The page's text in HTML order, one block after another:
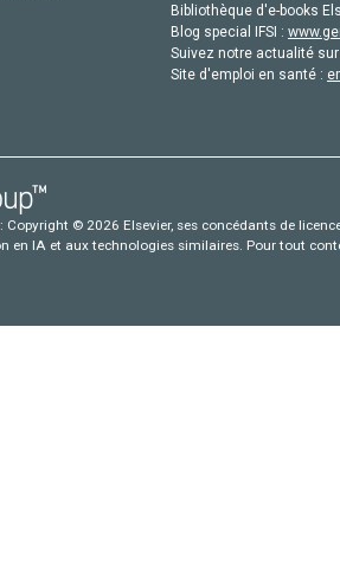
Bibliothèque d'e-books
Blog special IFSI :
Suivez notre actualité
Site d'emploi en santé :
Copyright © 2026 Elsevier, ses concédants de
en IA et aux technologies similaires. Pour tout